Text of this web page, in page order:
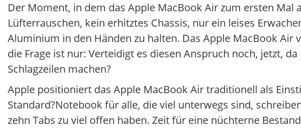
Der Moment, in dem das Apple MacBook Air zum ersten
Lüfterrauschen, kein erhitztes Chassis, nur ein leises
Aluminium in den Händen zu halten. Das Apple MacBook
die Frage ist nur: Verteidigt es diesen Anspruch noch, jetzt,
Schlagzeilen machen?
Apple positioniert das Apple MacBook Air traditionell als
Standard?Notebook für alle, die viel unterwegs sind,
zehn Tabs zu viel offen haben. Zeit für eine nüchterne